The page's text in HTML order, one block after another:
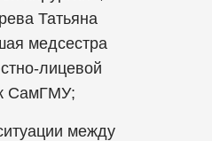
Татьяна
медсестра
лицевой
СамГМУ;
между